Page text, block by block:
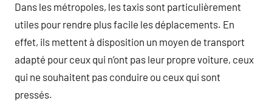
Dans les métropoles, les taxis sont particulièrement
utiles pour rendre plus facile les déplacements. En
effet, ils mettent à disposition un moyen de transport
adapté pour ceux qui n’ont pas leur propre voiture, ceux
qui ne souhaitent pas conduire ou ceux qui sont
pressés.